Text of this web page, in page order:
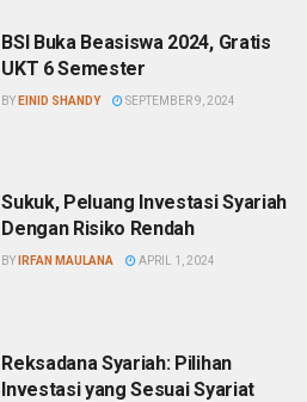
BSI Buka Beasiswa 2024, Gratis
UKT 6 Semester
BY EINID SHANDY SEPTEMBER 9, 2024
Sukuk, Peluang Investasi Syariah
Dengan Risiko Rendah
BY IRFAN MAULANA APRIL 1, 2024
Reksadana Syariah: Pilihan
Investasi yang Sesuai Syariat